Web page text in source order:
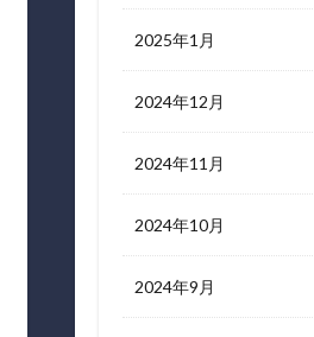
2025年1月
2024年12月
2024年11月
2024年10月
2024年9月